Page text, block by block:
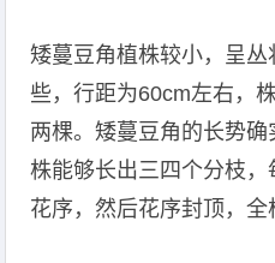
矮蔓豆角植株较小，呈
些，行距为60cm左右，
两棵。矮蔓豆角的长势
株能够长出三四个分枝
花序，然后花序封顶，全